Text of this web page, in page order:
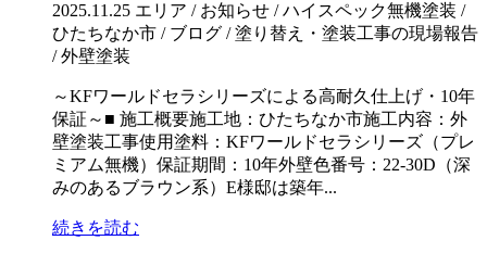
2025.11.25 エリア / お知らせ / ハイスペック無機塗装 /
ひたちなか市 / ブログ / 塗り替え・塗装工事の現場報告
/ 外壁塗装
～KFワールドセラシリーズによる高耐久仕上げ・10年
保証～■ 施工概要施工地：ひたちなか市施工内容：外
壁塗装工事使用塗料：KFワールドセラシリーズ（プレ
ミアム無機）保証期間：10年外壁色番号：22-30D（深
みのあるブラウン系）E様邸は築年...
続きを読む